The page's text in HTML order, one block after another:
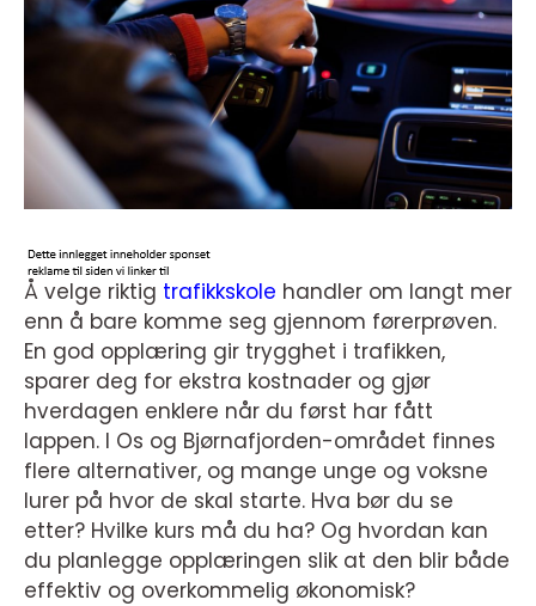
Å velge riktig trafikkskole handler om langt mer
enn å bare komme seg gjennom førerprøven.
En god opplæring gir trygghet i trafikken,
sparer deg for ekstra kostnader og gjør
hverdagen enklere når du først har fått
lappen. I Os og Bjørnafjorden-området finnes
flere alternativer, og mange unge og voksne
lurer på hvor de skal starte. Hva bør du se
etter? Hvilke kurs må du ha? Og hvordan kan
du planlegge opplæringen slik at den blir både
effektiv og overkommelig økonomisk?